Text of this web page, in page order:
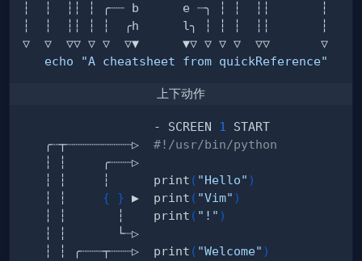
echo
"A cheatsheet from quickReference"
上下动作
                  - SCREEN
1
   ╭┈┬┈┈┈┈┈┈┈┈┈▷
#!/usr/bin/python
   ┆ ┆     ┆      print
( "Hello" )
   ┆ ┆
{ } ▶  print ( "Vim" )
   ┆ ┆       ┆    print
( "!" )
   ┆ ┆ ╭┈┈┈┬┈┈┈▷  print
( "Welcome" )